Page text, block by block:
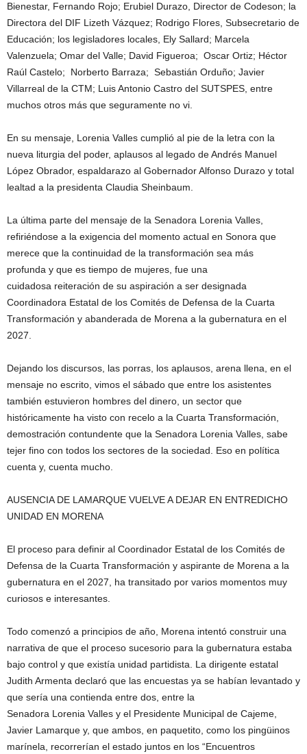
Bienestar, Fernando Rojo; Erubiel Durazo, Director de Codeson; la
Directora del DIF Lizeth Vázquez; Rodrigo Flores, Subsecretario de
Educación; los legisladores locales, Ely Sallard; Marcela
Valenzuela; Omar del Valle; David Figueroa; Oscar Ortiz; Héctor
Raúl Castelo; Norberto Barraza; Sebastián Orduño; Javier
Villarreal de la CTM; Luis Antonio Castro del SUTSPES, entre
muchos otros más que seguramente no vi.
En su mensaje, Lorenia Valles cumplió al pie de la letra con la
nueva liturgia del poder, aplausos al legado de Andrés Manuel
López Obrador, espaldarazo al Gobernador Alfonso Durazo y total
lealtad a la presidenta Claudia Sheinbaum.
La última parte del mensaje de la Senadora Lorenia Valles,
refiriéndose a la exigencia del momento actual en Sonora que
merece que la continuidad de la transformación sea más
profunda y que es tiempo de mujeres, fue una
cuidadosa reiteración de su aspiración a ser designada
Coordinadora Estatal de los Comités de Defensa de la Cuarta
Transformación y abanderada de Morena a la gubernatura en el
2027.
Dejando los discursos, las porras, los aplausos, arena llena, en el
mensaje no escrito, vimos el sábado que entre los asistentes
también estuvieron hombres del dinero, un sector que
históricamente ha visto con recelo a la Cuarta Transformación,
demostración contundente que la Senadora Lorenia Valles, sabe
tejer fino con todos los sectores de la sociedad. Eso en política
cuenta y, cuenta mucho.
AUSENCIA DE LAMARQUE VUELVE A DEJAR EN ENTREDICHO
UNIDAD EN MORENA
El proceso para definir al Coordinador Estatal de los Comités de
Defensa de la Cuarta Transformación y aspirante de Morena a la
gubernatura en el 2027, ha transitado por varios momentos muy
curiosos e interesantes.
Todo comenzó a principios de año, Morena intentó construir una
narrativa de que el proceso sucesorio para la gubernatura estaba
bajo control y que existía unidad partidista. La dirigente estatal
Judith Armenta declaró que las encuestas ya se habían levantado y
que sería una contienda entre dos, entre la
Senadora Lorenia Valles y el Presidente Municipal de Cajeme,
Javier Lamarque y, que ambos, en paquetito, como los pingüinos
marínela, recorrerían el estado juntos en los “Encuentros